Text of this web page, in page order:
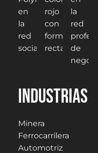
Industrias
Minera
Ferrocarrilera
Automotriz